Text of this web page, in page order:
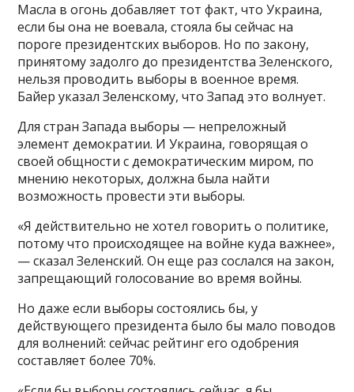
Масла в огонь добавляет тот факт, что Украина,
если бы она не воевала, стояла бы сейчас на
пороге президентских выборов. Но по закону,
принятому задолго до президентства Зеленского,
нельзя проводить выборы в военное время.
Байер указал Зеленскому, что Запад это волнует.
Для стран Запада выборы — непреложный
элемент демократии. И Украина, говорящая о
своей общности с демократическим миром, по
мнению некоторых, должна была найти
возможность провести эти выборы.
«Я действительно не хотел говорить о политике,
потому что происходящее на войне куда важнее»,
— сказал Зеленский. Он еще раз сослался на закон,
запрещающий голосование во время войны.
Но даже если выборы состоялись бы, у
действующего президента было бы мало поводов
для волнений: сейчас рейтинг его одобрения
составляет более 70%.